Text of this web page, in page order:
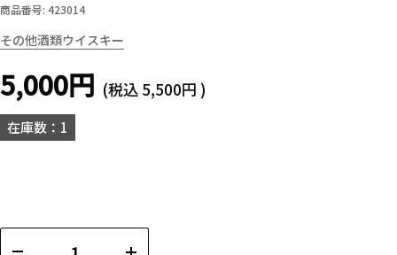
商品番号: 423014
その他酒類ウイスキー
5,000円 (税込 5,500円 )
在庫数：1